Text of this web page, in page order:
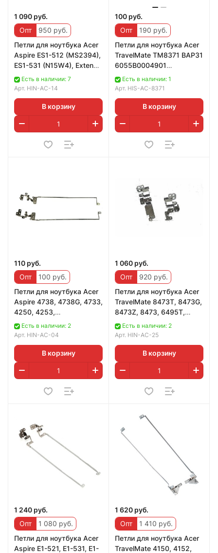
1 090 руб.
Опт
950 руб.
Петли для ноутбука Acer
Aspire ES1-512 (MS2394),
ES1-531 (N15W4), Extensa
2508, 2519 /Packard Bell E
Есть в наличии: 7
Арт. HIN-AC-14
В корзину
100 руб.
Опт
190 руб.
Петли для ноутбука Acer
TravelMate TM8371 BAP31
6055B0004901
6055B0005001
Есть в наличии: 1
Арт. HIS-AC-8371
В корзину
110 руб.
Опт
100 руб.
Петли для ноутбука Acer
Aspire 4738, 4738G, 4733,
4250, 4253,
FBZQ5007010,
FBZQ5008010
Есть в наличии: 2
Арт. HIN-AC-04
В корзину
1 060 руб.
Опт
920 руб.
Петли для ноутбука Acer
TravelMate 8473T, 8473G,
8473Z, 8473, 6495T,
6495Есть в наличии: 2
Арт. HIN-AC-25
В корзину
1 240 руб.
Опт
1 080 руб.
Петли для ноутбука Acer
Aspire E1-521, E1-531, E1-
1 620 руб.
Опт
1 410 руб.
Петли для ноутбука Acer
TravelMate 4150, 4152,